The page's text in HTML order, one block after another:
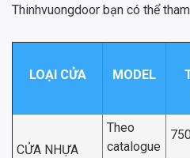
Thinhvuongdoor bạn có thể
LOẠI CỬA MODEL
CỬA NHỰA
Theo
catalogue